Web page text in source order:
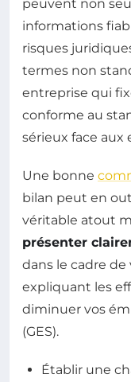
peuvent non
informations
risques
termes non
entreprise qui
conforme au
sérieux face
Une bonne
bilan peut en
véritable atout
présenter
dans le cadre
expliquant les
diminuer vos
(GES).
Établir une